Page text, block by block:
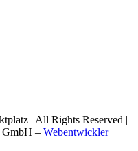
| All Rights Reserved |
GmbH – Webentwickler